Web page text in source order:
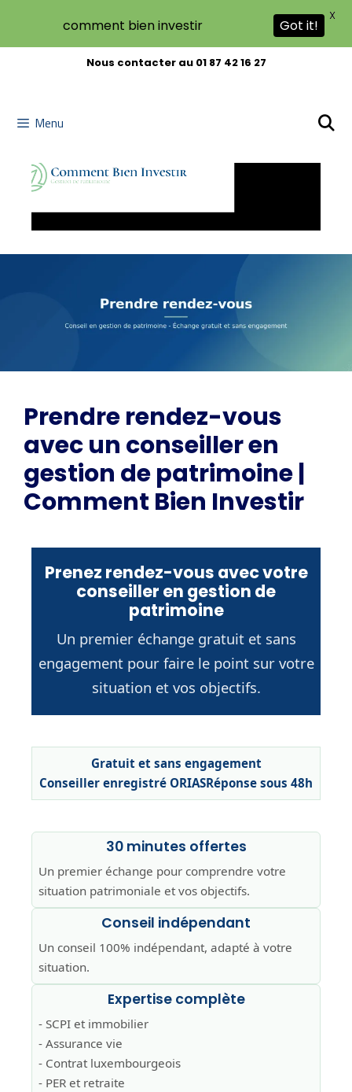
Nous contacter au 01 87 42 16 27
Menu
Prendre rendez-vous
avec un conseiller en
gestion de patrimoine |
Comment Bien Investir
Prenez rendez-vous avec votre
conseiller en gestion de
patrimoine
Un premier échange gratuit et sans
engagement pour faire le point sur votre
situation et vos objectifs.
Gratuit et sans engagement
Conseiller enregistré ORIASRéponse sous 48h
30 minutes offertes
Un premier échange pour comprendre votre
situation patrimoniale et vos objectifs.
Conseil indépendant
Un conseil 100% indépendant, adapté à votre
situation.
Expertise complète
- SCPI et immobilier
- Assurance vie
- Contrat luxembourgeois
- PER et retraite
comment bien investir Got it!
X